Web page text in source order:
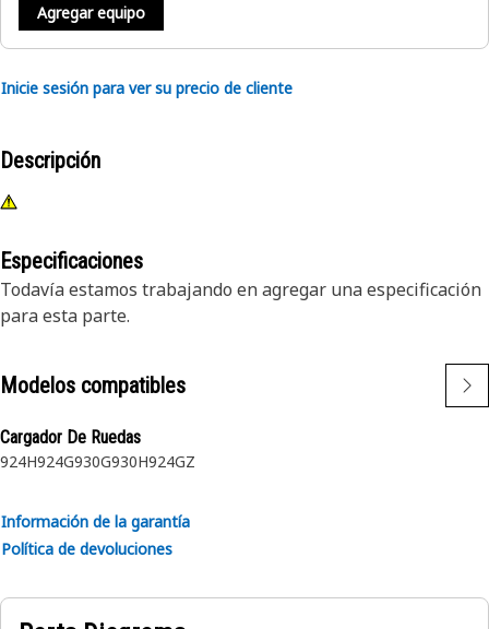
Agregar equipo
Inicie sesión para ver su precio de cliente
Descripción
Especificaciones
Todavía estamos trabajando en agregar una especificación
para esta parte.
Modelos compatibles
Cargador De Ruedas
924H924G930G930H924GZ
Información de la garantía
Política de devoluciones